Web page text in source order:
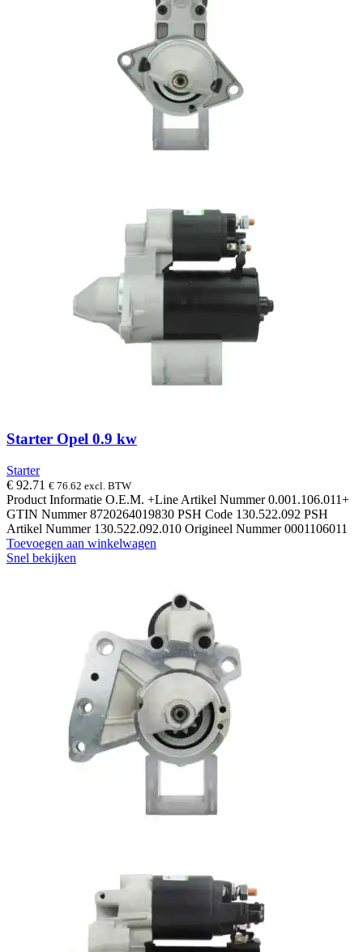
Starter Opel 0.9 kw
Starter
€ 92.71 € 76.62 excl. BTW
Product Informatie O.E.M. +Line Artikel Nummer 0.001.106.011+
GTIN Nummer 8720264019830 PSH Code 130.522.092 PSH
Artikel Nummer 130.522.092.010 Origineel Nummer 0001106011
Toevoegen aan winkelwagen
Snel bekijken